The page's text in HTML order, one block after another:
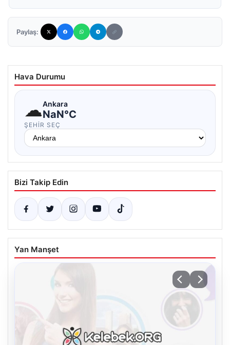
Paylaş:
Hava Durumu
☁Ankara
NaN°C
ŞEHIR SEÇ
Bizi Takip Edin
Yan Manşet